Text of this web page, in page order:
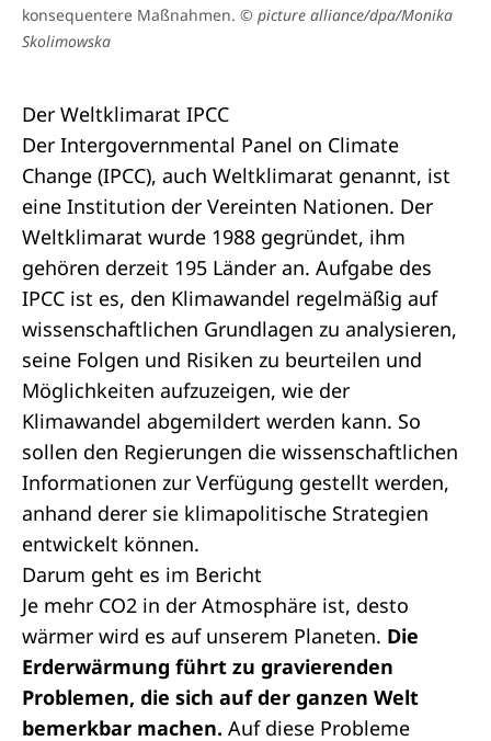
konsequentere Maßnahmen. © picture alliance/dpa/Monika
Skolimowska
Der Weltklimarat IPCC
Der Intergovernmental Panel on Climate
Change (IPCC), auch Weltklimarat genannt, ist
eine Institution der Vereinten Nationen. Der
Weltklimarat wurde 1988 gegründet, ihm
gehören derzeit 195 Länder an. Aufgabe des
IPCC ist es, den Klimawandel regelmäßig auf
wissenschaftlichen Grundlagen zu analysieren,
seine Folgen und Risiken zu beurteilen und
Möglichkeiten aufzuzeigen, wie der
Klimawandel abgemildert werden kann. So
sollen den Regierungen die wissenschaftlichen
Informationen zur Verfügung gestellt werden,
anhand derer sie klimapolitische Strategien
entwickelt können.
Darum geht es im Bericht
Je mehr CO2 in der Atmosphäre ist, desto
wärmer wird es auf unserem Planeten. Die
Erderwärmung führt zu gravierenden
Problemen, die sich auf der ganzen Welt
bemerkbar machen. Auf diese Probleme